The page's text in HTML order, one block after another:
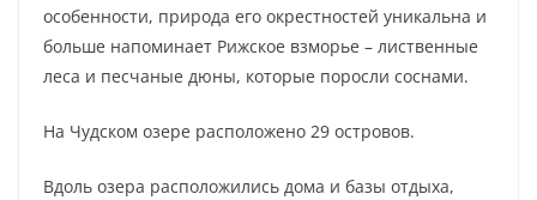
особенности, природа его окрестностей уникальна и
больше напоминает Рижское взморье – лиственные
леса и песчаные дюны, которые поросли соснами.
На Чудском озере расположено 29 островов.
Вдоль озера расположились дома и базы отдыха,